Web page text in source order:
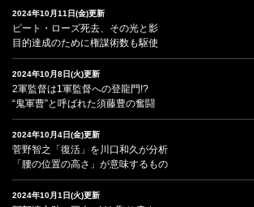
2024年10月11日(金)更新
ピート・ローズ死去、その光と影
目的達成のために権謀術数も駆使
2024年10月8日(火)更新
2軍監督は1軍監督への登龍門!?
“鬼軍曹”と呼ばれた須藤豊の奮闘
2024年10月4日(金)更新
菅野智之「復活」を川口和久が分析
「腰の位置の高さ」が意味するもの
2024年10月1日(火)更新